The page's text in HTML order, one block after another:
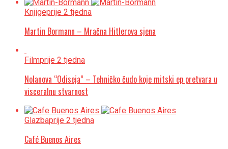
Knjigeprije 2 tjedna
Martin Bormann – Mračna Hitlerova sjena
Filmprije 2 tjedna
Nolanova “Odiseja” – Tehničko čudo koje mitski ep pretvara u
visceralnu stvarnost
Glazbaprije 2 tjedna
Café Buenos Aires